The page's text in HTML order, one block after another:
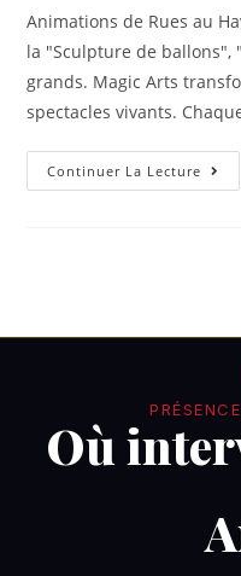
Animations de Rues au
la "Sculpture de
grands. Magic Arts
spectacles vivants.
Continuer La Lecture
Où